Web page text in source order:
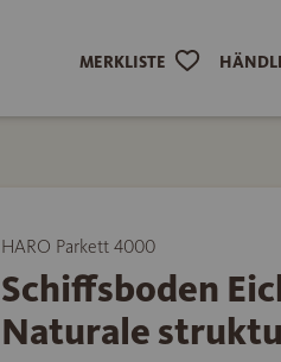
MERKLISTE
HARO Parkett 4000
Schiffsboden
Naturale